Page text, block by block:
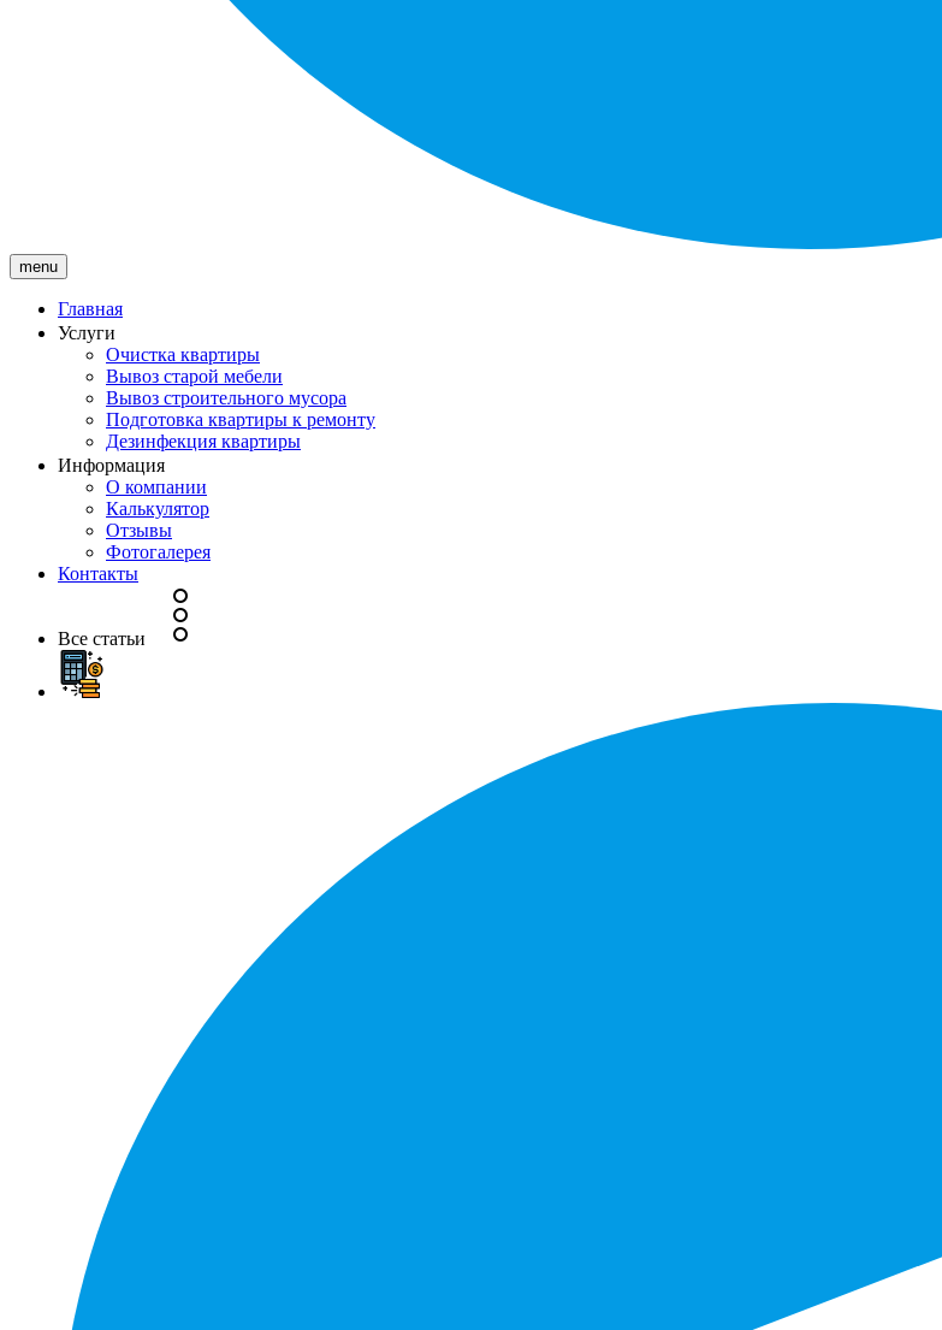
menu
Главная
Услуги
Очистка квартиры
Вывоз старой мебели
Вывоз строительного мусора
Подготовка квартиры к ремонту
Дезинфекция квартиры
Информация
О компании
Калькулятор
Отзывы
Фотогалерея
Контакты
Все статьи